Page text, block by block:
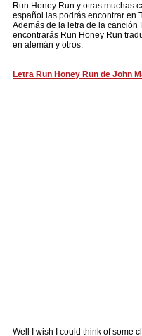
Run Honey Run y otras muchas
español las podrás encontrar en
Además de la letra de la canción
encontrarás Run Honey Run
en alemán y otros.
Letra Run Honey Run de John
Well I wish I could think of some